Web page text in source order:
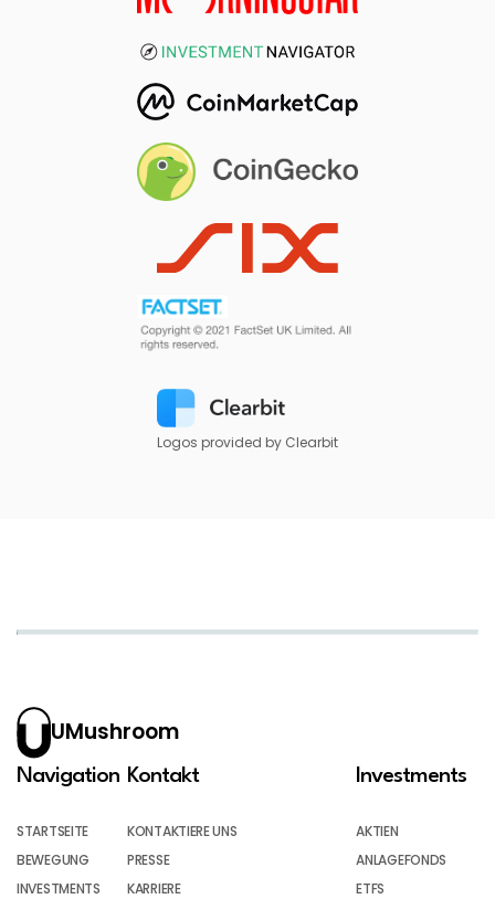
Logos provided by Clearbit
UMushroom
Navigation
STARTSEITE
BEWEGUNG
INVESTMENTS
Kontakt
KONTAKTIERE UNS
PRESSE
KARRIERE
Investments
AKTIEN
ANLAGEFONDS
ETFS